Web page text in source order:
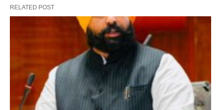
RELATED POST